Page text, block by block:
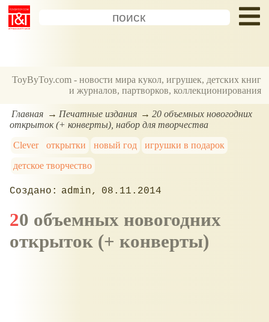
ToyByToy.com - новости мира кукол, игрушек, детских книг
и журналов, партворков, коллекционирования
Главная Печатные издания
20 объемных новогодних
открыток (+ конверты), набор для творчества
Clever
открытки новый год
игрушки в подарок
детское творчество
admin 08.11.2014
20 объемных новогодних
открыток (+ конверты)